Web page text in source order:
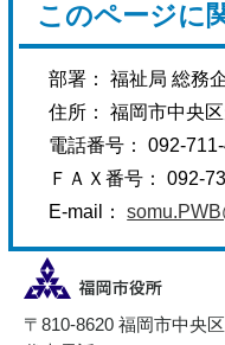
このページに
部署： 福祉局 総務
住所： 福岡市中央
電話番号： 092-
ＦＡＸ番号： 092-
E-mail：
〒810-8620 福岡市中央